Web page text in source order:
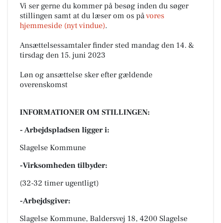
Vi ser gerne du kommer på besøg inden du søger
stillingen samt at du læser om os påvores
hjemmeside (nyt vindue).
Ansættelsessamtaler finder sted mandag den 14. &
tirsdag den 15. juni 2023
Løn og ansættelse sker efter gældende
overenskomst
INFORMATIONER OM STILLINGEN:
- Arbejdspladsen ligger i:
Slagelse Kommune
-Virksomheden tilbyder:
(32-32 timer ugentligt)
-Arbejdsgiver:
Slagelse Kommune, Baldersvej 18, 4200 Slagelse